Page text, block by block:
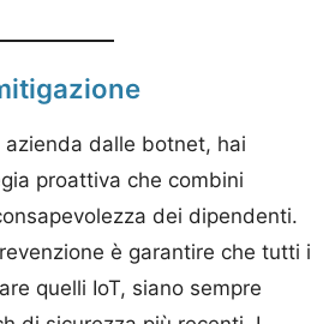
dalle botnet, hai
proattiva che combini
dei dipendenti.
è garantire che tutti i
quelli IoT, siano sempre